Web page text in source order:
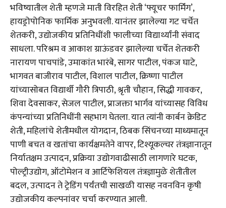
भविष्यातील शेती म्हणजे माती विरहित शेती ‘फ्यूचर फार्मिंग’,
हायड्रोपोनिक फार्मिक अनुभवली. यानंतर झालेल्या गट चर्चेत
शेतकरी, उद्योजकीय प्रतिनिधींशी फालीच्या विद्यार्थ्यांनी संवाद
साधला. परिश्रम व आकाश ग्राऊंडवर झालेल्या चर्चेत शेतकरी
नारायण पाचपांडे, उमाकांत भारंबे, सागर पाटील, पंकज घाटे,
भागवत बाजीराव पाटील, विशाल पाटील, क्रिष्णा पाटील
यांच्यासोबत विद्यार्थी गौरी त्रिपाठी, श्रृती चौहान, सिद्धी गावकर,
शिवा देवसाकर, सेजल पाटील, प्राजक्ता भार्गव यांच्यासह विविध
कंपन्यांच्या प्रतिनिधींनी सहभाग घेतला. यात त्यांनी कार्बन क्रेडिट
शेती, महिलांचे शेतीमधील योगदान, ठिबक सिंचनच्या माध्यमातून
पाणी बचत व खतांचा कार्यक्षमतेने वापर, टिश्यूकल्चर तंत्रज्ञानातून
निर्यातक्षम उत्पादन, प्रक्रिया उद्योगवाढीसाठी लागणारे घटक,
पोल्ट्रीउद्योग, ऑटोमेशन व आर्टिफेशियल तंत्रज्ञामुळे शेतीतील
बदल, उत्पादन ते ट्रेडिंग पर्यंतची साखळी यासह नवनविन कृषी
उद्योजकीय कल्पनांवर चर्चा करण्यात आली.